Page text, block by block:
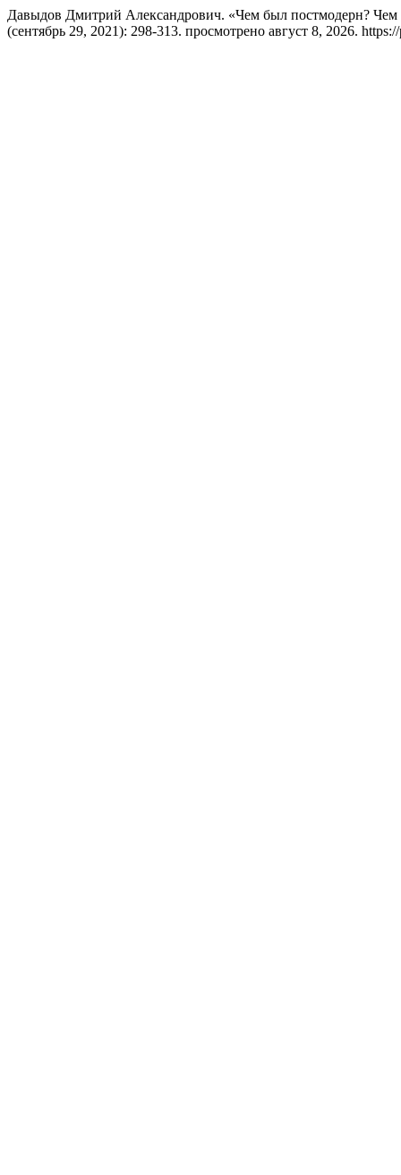
Давыдов Дмитрий Александрович. «Чем был постмодерн? Чем
(сентябрь 29, 2021): 298-313. просмотрено август 8, 2026.